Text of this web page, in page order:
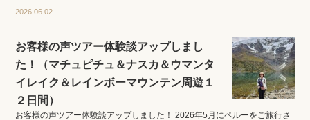
2026.06.02
お客様の声ツアー体験談アップしまし
た！（マチュピチュ＆ナスカ＆ウマンタ
イレイク＆レインボーマウンテン周遊１
２日間）
お客様の声ツアー体験談アップしました！ 2026年5月にペルーをご旅行さ